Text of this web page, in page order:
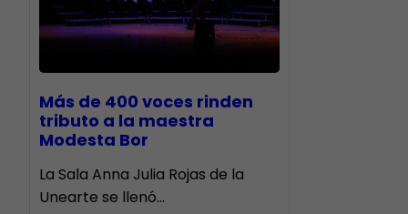
Más de 400 voces rinden
tributo a la maestra
Modesta Bor
​La Sala Anna Julia Rojas de la
Unearte se llenó…